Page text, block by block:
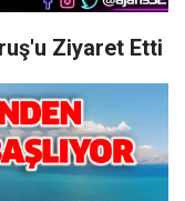
Ziyaret Etti